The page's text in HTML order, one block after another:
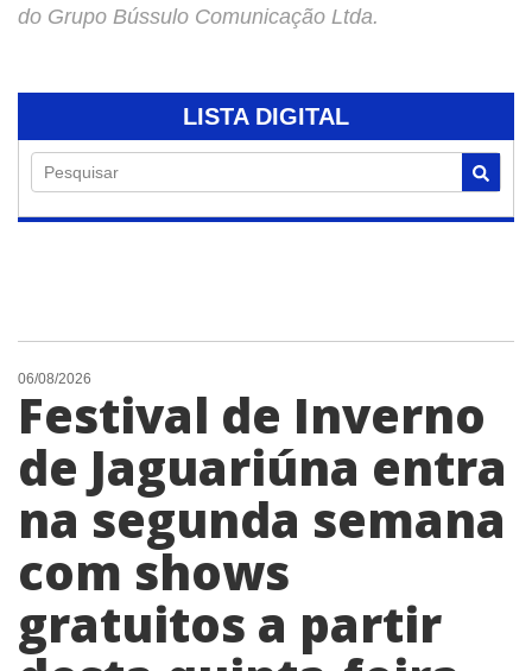
do Grupo Bússulo Comunicação Ltda.
LISTA DIGITAL
Pesquisar
06/08/2026
Festival de Inverno
de Jaguariúna entra
na segunda semana
com shows
gratuitos a partir